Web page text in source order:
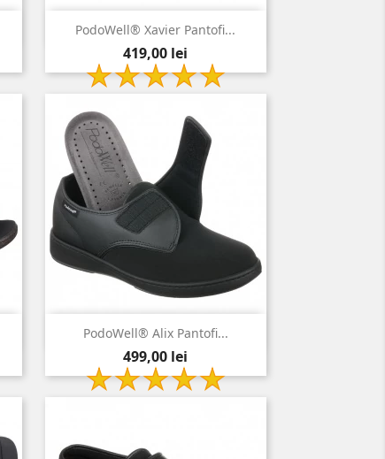
PodoWell® Xavier Pantofi...
Pret
419,00 lei
 Vizualizare rapida
gri
antracit
PodoWell® Alix Pantofi...
Pret
499,00 lei
 Vizualizare rapida
negru